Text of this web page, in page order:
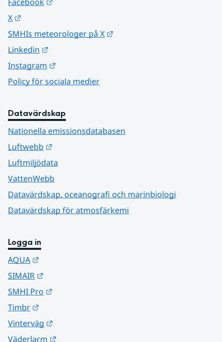
X
SMHIs meteorologer på X
Linkedin
Instagram
Policy för sociala medier
Datavärdskap
Nationella emissionsdatabasen
Luftwebb
Luftmiljödata
VattenWebb
Datavärdskap, oceanografi och marinbiologi
Datavärdskap för atmosfärkemi
Logga in
AQUA
SIMAIR
SMHI Pro
Timbr
Vinterväg
Väderlarm